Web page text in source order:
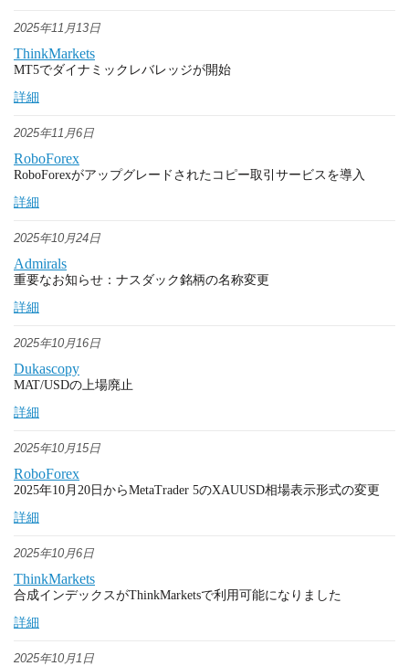
2025年11月13日
ThinkMarkets
MT5でダイナミックレバレッジが開始
詳細
2025年11月6日
RoboForex
RoboForexがアップグレードされたコピー取引サービスを導入
詳細
2025年10月24日
Admirals
重要なお知らせ：ナスダック銘柄の名称変更
詳細
2025年10月16日
Dukascopy
MAT/USDの上場廃止
詳細
2025年10月15日
RoboForex
2025年10月20日からMetaTrader 5のXAUUSD相場表示形式の変更
詳細
2025年10月6日
ThinkMarkets
合成インデックスがThinkMarketsで利用可能になりました
詳細
2025年10月1日